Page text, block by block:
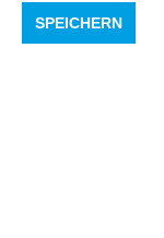
SPEICHERN